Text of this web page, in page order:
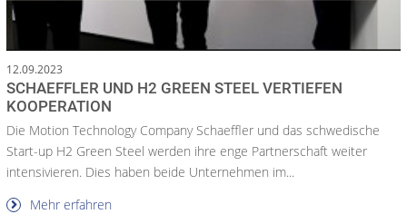
12.09.2023
SCHAEFFLER UND H2 GREEN STEEL VERTIEFEN
KOOPERATION
Die Motion Technology Company Schaeffler und das schwedische
Start-up H2 Green Steel werden ihre enge Partnerschaft weiter
intensivieren. Dies haben beide Unternehmen im...
Mehr erfahren